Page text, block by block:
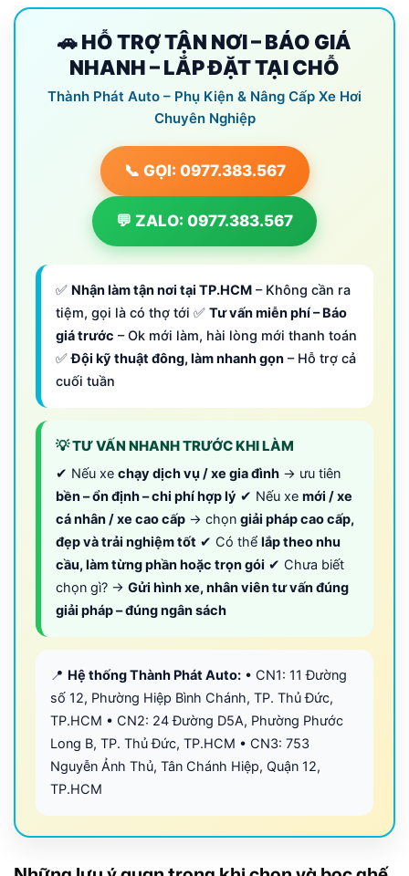
🚗 HỖ TRỢ TẬN NƠI – BÁO GIÁ
NHANH – LẮP ĐẶT TẠI CHỖ
Thành Phát Auto – Phụ Kiện & Nâng Cấp Xe Hơi
Chuyên Nghiệp
📞 GỌI: 0977.383.567
💬 ZALO: 0977.383.567
✅ Nhận làm tận nơi tại TP.HCM – Không cần ra
tiệm, gọi là có thợ tới ✅ Tư vấn miễn phí – Báo
giá trước – Ok mới làm, hài lòng mới thanh toán
✅Đội kỹ thuật đông, làm nhanh gọn – Hỗ trợ cả
cuối tuần
💡 TƯ VẤN NHANH TRƯỚC KHI LÀM
✔ Nếu xe chạy dịch vụ / xe gia đình → ưu tiên
bền – ổn định – chi phí hợp lý ✔ Nếu xe mới / xe
cá nhân / xe cao cấp → chọn giải pháp cao cấp,
đẹp và trải nghiệm tốt ✔ Có thể lắp theo nhu
cầu, làm từng phần hoặc trọn gói ✔ Chưa biết
chọn gì? → Gửi hình xe, nhân viên tư vấn đúng
giải pháp – đúng ngân sách
📍 Hệ thống Thành Phát Auto: • CN1: 11 Đường
số 12, Phường Hiệp Bình Chánh, TP. Thủ Đức,
TP.HCM • CN2: 24 Đường D5A, Phường Phước
Long B, TP. Thủ Đức, TP.HCM • CN3: 753
Nguyễn Ảnh Thủ, Tân Chánh Hiệp, Quận 12,
TP.HCM